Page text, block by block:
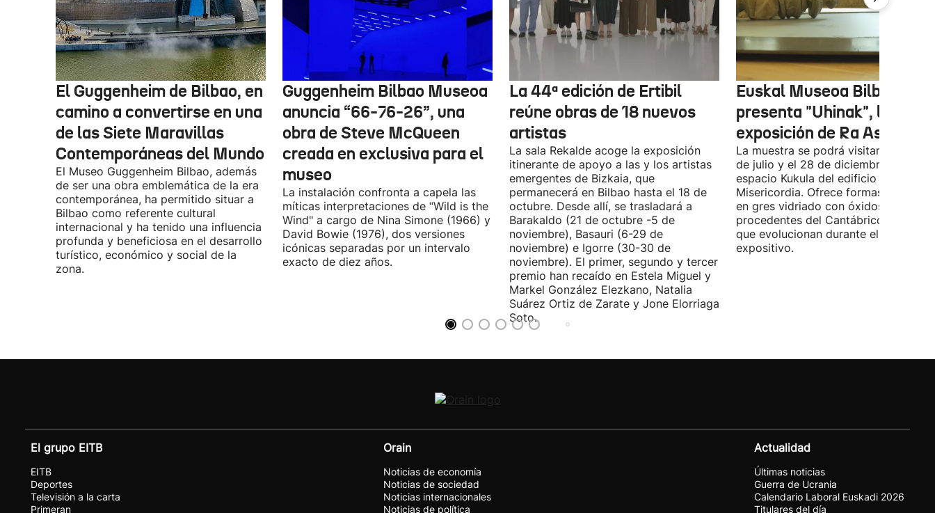
El Guggenheim de Bilbao, en
camino a convertirse en una
de las Siete Maravillas
Contemporáneas del Mundo
El Museo Guggenheim Bilbao, además
de ser una obra emblemática de la era
contemporánea, ha permitido situar a
Bilbao como referente cultural
internacional y ha tenido una influencia
profunda y beneficiosa en el desarrollo
turístico, económico y social de la
zona.
Guggenheim Bilbao Museoa
anuncia “66-76-26”, una
obra de Steve McQueen
creada en exclusiva para el
museo
La instalación confronta a capela las
míticas interpretaciones de “Wild is the
Wind" a cargo de Nina Simone (1966) y
David Bowie (1976), dos versiones
icónicas separadas por un intervalo
exacto de diez años.
La 44ª edición de Ertibil
reúne obras de 18 nuevos
artistas
La sala Rekalde acoge la exposición
itinerante de apoyo a las y los artistas
emergentes de Bizkaia, que
permanecerá en Bilbao hasta el 18 de
octubre. Desde allí, se trasladará a
Barakaldo (21 de octubre -5 de
noviembre), Basauri (6-29 de
noviembre) e Igorre (30-30 de
noviembre). El primer, segundo y tercer
premio han recaído en Estela Miguel y
Markel González Elezkano, Natalia
Suárez Ortiz de Zarate y Jone Elorriaga
Soto.
Euskal Museoa Bilbao
presenta "Uhinak", la
exposición de Ra Asensi
La muestra se podrá visitar entre el 8
de julio y el 28 de diciembre en el
espacio Kukula del edificio
Misericordia. Ofrece formas
en gres vidriado con óxidos y algas
procedentes del Cantábrico,
que evolucionan durante el periodo
expositivo.
El grupo EITB
EITB
Deportes
Televisión a la carta
Primeran
Orain
Noticias de economía
Noticias de sociedad
Noticias internacionales
Noticias de política
Actualidad
Últimas noticias
Guerra de Ucrania
Calendario Laboral Euskadi 2026
Titulares del día